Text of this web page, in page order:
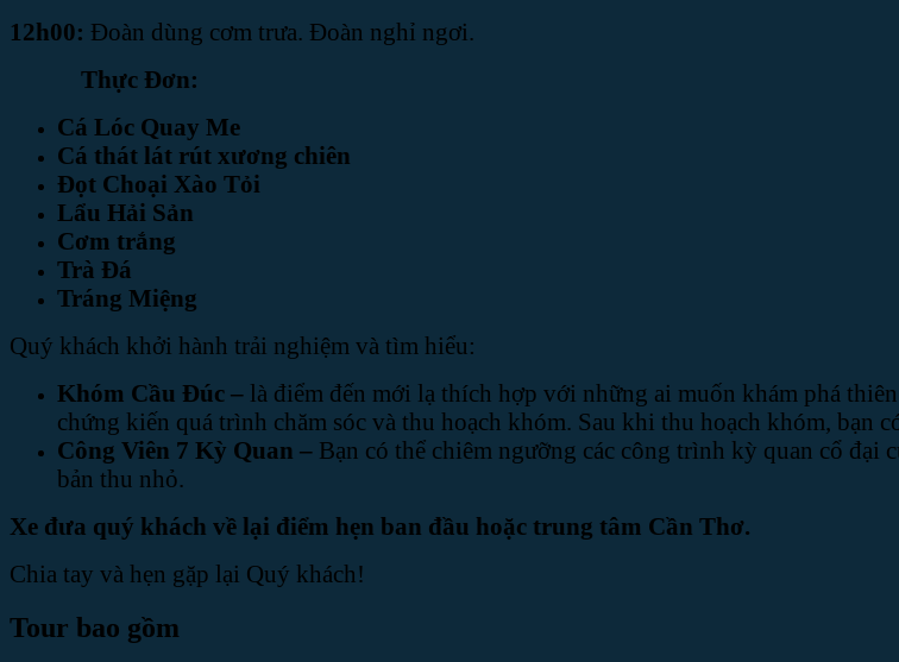
1 2h00: Đoàn dùng cơm trưa. Đoàn nghỉ ngơi.
Thực Đơn:
Cá Lóc Quay Me
Cá thát lát rút xương chiên
Đọt Choại Xào Tỏi
Lẩu Hải Sản
Cơm trắng
Trà Đá
Tráng Miệng
Quý khách khởi hành trải nghiệm và tìm hiểu:
Khóm Cầu Đúc – là điểm đến mới lạ thích hợp với những ai muốn khám phá
chứng kiến quá trình chăm sóc và thu hoạch khóm. Sau khi thu hoạch khóm, bạn
Công Viên 7 Kỳ Quan – Bạn có thể chiêm ngưỡng các công trình kỳ quan cổ
bản thu nhỏ.
Xe đưa quý khách về lại điểm hẹn ban đầu hoặc trung tâm Cần Thơ.
Chia tay và hẹn gặp lại Quý khách!
Tour bao gồm